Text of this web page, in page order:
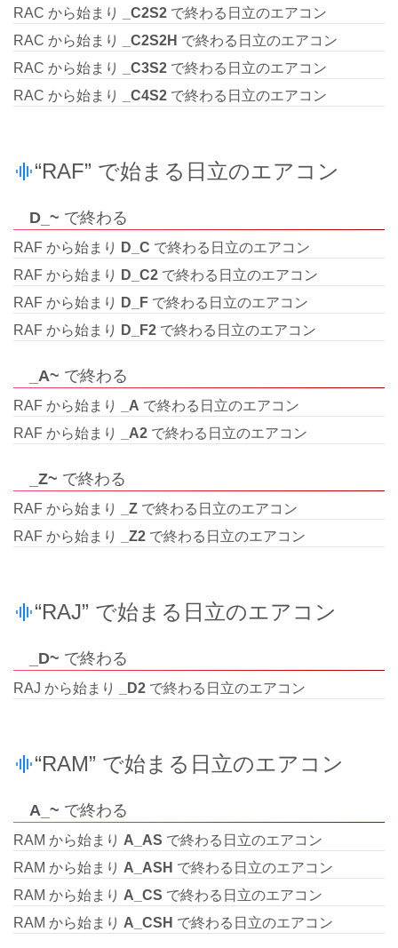
RAC から始まり _C2S2 で終わる日立のエアコン
RAC から始まり
_C2S2H で終わる日立のエアコン
RAC から始まり
_C3S2 で終わる日立のエアコン
RAC から始まり
_C4S2 で終わる日立のエアコン
“RAF” で始まる日立のエアコン
D_~ で終わる
RAF から始まり D_C で終わる日立のエアコン
RAF から始まり
D_C2 で終わる日立のエアコン
RAF から始まり
D_F で終わる日立のエアコン
RAF から始まり
D_F2 で終わる日立のエアコン
_A~ で終わる
RAF から始まり _A で終わる日立のエアコン
RAF から始まり
_A2 で終わる日立のエアコン
_Z~ で終わる
RAF から始まり _Z で終わる日立のエアコン
RAF から始まり
_Z2 で終わる日立のエアコン
“RAJ” で始まる日立のエアコン
_D~ で終わる
RAJ から始まり _D2 で終わる日立のエアコン
“RAM” で始まる日立のエアコン
A_~ で終わる
RAM から始まり A_AS で終わる日立のエアコン
RAM から始まり A_ASH で終わる日立のエアコン
RAM から始まり A_CS で終わる日立のエアコン
RAM から始まり A_CSH で終わる日立のエアコン